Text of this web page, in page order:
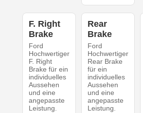
F. Right
Brake
Ford
Hochwertiger
F. Right
Brake für ein
individuelles
Aussehen
und eine
angepasste
Leistung.
Rear
Brake
Ford
Hochwertiger
Rear Brake
für ein
individuelles
Aussehen
und eine
angepasste
Leistung.